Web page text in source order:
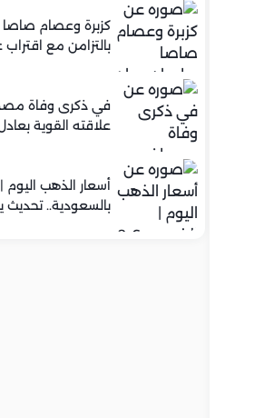
كزبرة وعصام صاصا
بالتزامن مع
في ذكرى وفاة
علاقته القوية
بالسعودية..